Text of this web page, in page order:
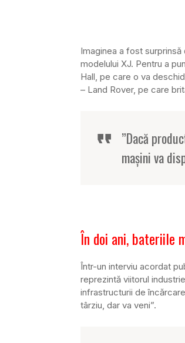
Imaginea a fost
modelului XJ. Pentru a
Hall, pe care o va
– Land Rover, pe care
”Dacă
mașini va
În doi ani, bateriile
Într-un interviu acordat
reprezintă viitorul
infrastructurii de
târziu, dar va veni”.